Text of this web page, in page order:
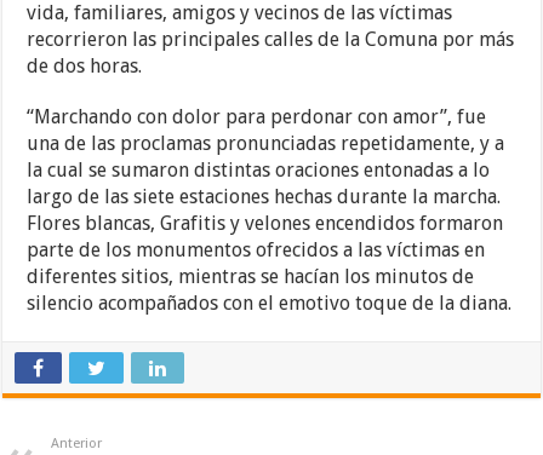
vida, familiares, amigos y vecinos de las víctimas
recorrieron las principales calles de la Comuna por más
de dos horas.
“Marchando con dolor para perdonar con amor”, fue
una de las proclamas pronunciadas repetidamente, y a
la cual se sumaron distintas oraciones entonadas a lo
largo de las siete estaciones hechas durante la marcha.
Flores blancas, Grafitis y velones encendidos formaron
parte de los monumentos ofrecidos a las víctimas en
diferentes sitios, mientras se hacían los minutos de
silencio acompañados con el emotivo toque de la diana.
Anterior